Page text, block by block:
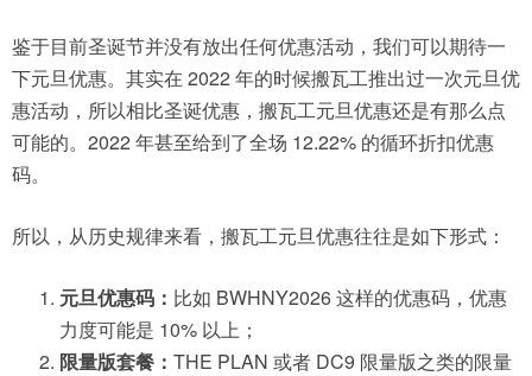
鉴于目前圣诞节并没有放出任何优惠活动，我们可以期待一
下元旦优惠。其实在 2022 年的时候搬瓦工推出过一次元旦优
惠活动，所以相比圣诞优惠，搬瓦工元旦优惠还是有那么点
可能的。2022 年甚至给到了全场 12.22% 的循环折扣优惠
码。
所以，从历史规律来看，搬瓦工元旦优惠往往是如下形式：
元旦优惠码： 比如 BWHNY2026 这样的优惠码，优惠
力度可能是 10% 以上；
限量版套餐： THE PLAN 或者 DC9 限量版之类的限量